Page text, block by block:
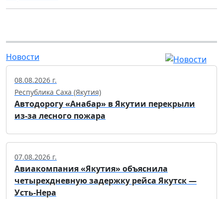
Новости
08.08.2026 г.
Республика Саха (Якутия)
Автодорогу «Анабар» в Якутии перекрыли
из-за лесного пожара
07.08.2026 г.
Авиакомпания «Якутия» объяснила
четырехдневную задержку рейса Якутск —
Усть-Нера